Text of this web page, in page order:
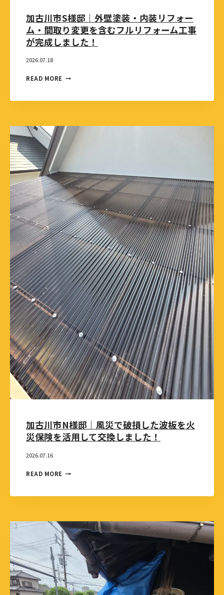
加古川市S様邸｜外壁塗装・内装リフォー
ム・間取り変更を含むフルリフォーム工事
が完成しました！
2026.07.18
READ MORE
加古川市N様邸｜風災で破損した波板を火
災保険を活用して交換しました！
2026.07.16
READ MORE